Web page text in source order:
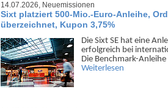
14.07.2026, Neuemissionen
Sixt platziert 500-Mio.-Euro-Anleihe,
überzeichnet, Kupon 3,75%
Die Sixt SE hat eine
erfolgreich bei
Die Benchmark-
Weiterlesen